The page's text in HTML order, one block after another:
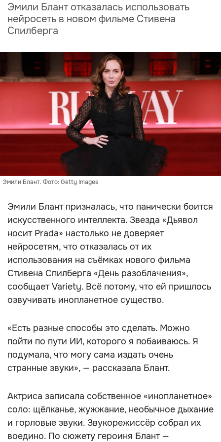
Эмили Блант отказалась использовать
нейросеть в новом фильме Стивена
Спилберга
Эмили Блант. Фото: Getty Images
Эмили Блант призналась, что панически боится
искусственного интеллекта. Звезда «Дьявол
носит Prada» настолько не доверяет
нейросетям, что отказалась от их
использования на съёмках нового фильма
Стивена Спилберга «День разоблачения»,
сообщает Variety. Всё потому, что ей пришлось
озвучивать инопланетное существо.
«Есть разные способы это сделать. Можно
пойти по пути ИИ, которого я побаиваюсь. Я
подумала, что могу сама издать очень
странные звуки», — рассказала Блант.
Актриса записала собственное «инопланетное»
соло: щёлканье, жужжание, необычное дыхание
и горловые звуки. Звукорежиссёр собрал их
воедино. По сюжету героиня Блант —